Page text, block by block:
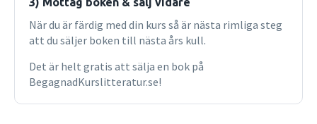
När du är färdig med din kurs så är nästa rimliga steg
att du säljer boken till nästa års kull.
Det är helt gratis att sälja en bok på
BegagnadKurslitteratur.se!